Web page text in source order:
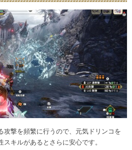
攻撃を頻繁に行うので、元気ドリンコを
キルがあるとさらに安心です。